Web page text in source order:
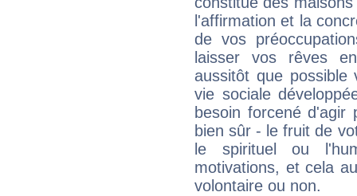
l'affirmation et la
de vos
laisser vos rêves
aussitôt que
vie sociale
besoin forcené
bien sûr - le fruit de
le spirituel ou
motivations, et cela
volontaire ou non.